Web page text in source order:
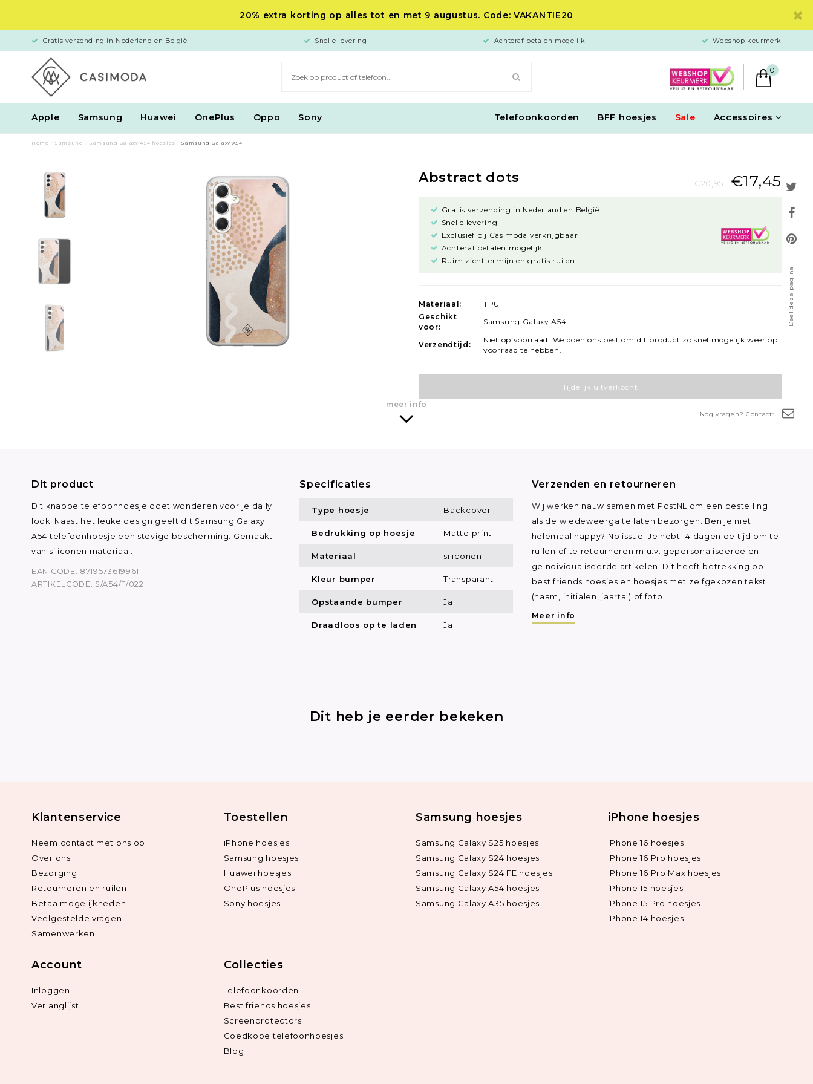
20% extra korting op alles tot en met 9 augustus. Code: VAKANTIE20
Gratis verzending in Nederland en België Snelle levering Achteraf betalen mogelijk Webshop keurmerk
0
Apple Samsung Huawei OnePlus Oppo Sony Telefoonkoorden BFF hoesjes Sale Accessoires
Deel deze pagina
Nog vragen? Contact:
Home Samsung Samsung Galaxy A54 hoesjes Samsung Galaxy A54
Abstract dots €20,95 €17,45
Gratis verzending in Nederland en België
Snelle levering
Exclusief bij Casimoda verkrijgbaar
Achteraf betalen mogelijk!
Ruim zichttermijn en gratis ruilen
Materiaal:
TPU
Geschikt
voor:
Samsung Galaxy A54
Verzendtijd:
Niet op voorraad. We doen ons best om dit product zo snel mogelijk weer op
voorraad te hebben.
Tijdelijk uitverkocht
meer info
Dit product
Dit knappe telefoonhoesje doet wonderen voor je daily
look. Naast het leuke design geeft dit Samsung Galaxy
A54 telefoonhoesje een stevige bescherming. Gemaakt
van siliconen materiaal.
EAN CODE: 8719573619961
ARTIKELCODE: S/A54/F/022
Specificaties
Type hoesje Backcover
Bedrukking op hoesje Matte print
Materiaal siliconen
Kleur bumper Transparant
Opstaande bumper Ja
Draadloos op te laden Ja
Verzenden en retourneren
Wij werken nauw samen met PostNL om een bestelling
als de wiedeweerga te laten bezorgen. Ben je niet
helemaal happy? No issue. Je hebt 14 dagen de tijd om te
ruilen of te retourneren m.u.v. gepersonaliseerde en
geïndividualiseerde artikelen. Dit heeft betrekking op
best friends hoesjes en hoesjes met zelfgekozen tekst
(naam, initialen, jaartal) of foto.
Meer info
Dit heb je eerder bekeken
Klantenservice
Neem contact met ons op
Over ons
Bezorging
Retourneren en ruilen
Betaalmogelijkheden
Veelgestelde vragen
Samenwerken
Toestellen
iPhone hoesjes
Samsung hoesjes
Huawei hoesjes
OnePlus hoesjes
Sony hoesjes
Samsung hoesjes
Samsung Galaxy S25 hoesjes
Samsung Galaxy S24 hoesjes
Samsung Galaxy S24 FE hoesjes
Samsung Galaxy A54 hoesjes
Samsung Galaxy A35 hoesjes
iPhone hoesjes
iPhone 16 hoesjes
iPhone 16 Pro hoesjes
iPhone 16 Pro Max hoesjes
iPhone 15 hoesjes
iPhone 15 Pro hoesjes
iPhone 14 hoesjes
Account
Inloggen
Verlanglijst
Collecties
Telefoonkoorden
Best friends hoesjes
Screenprotectors
Goedkope telefoonhoesjes
Blog